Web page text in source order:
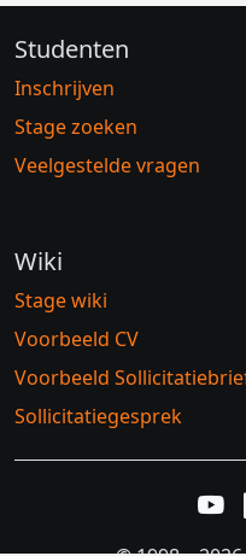
Studenten
Inschrijven
Stage zoeken
Veelgestelde vragen
Wiki
Stage wiki
Voorbeeld CV
Voorbeeld
Sollicitatiegesprek